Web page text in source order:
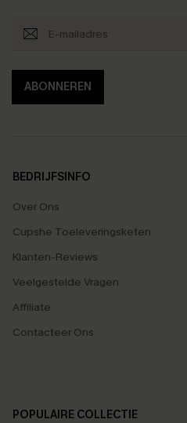
ABONNEREN
BEDRIJFSINFO
Over Ons
Cupshe Toeleveringsketen
Klanten-Reviews
Veelgestelde Vragen
Affiliate
Contacteer Ons
POPULAIRE COLLECTIE